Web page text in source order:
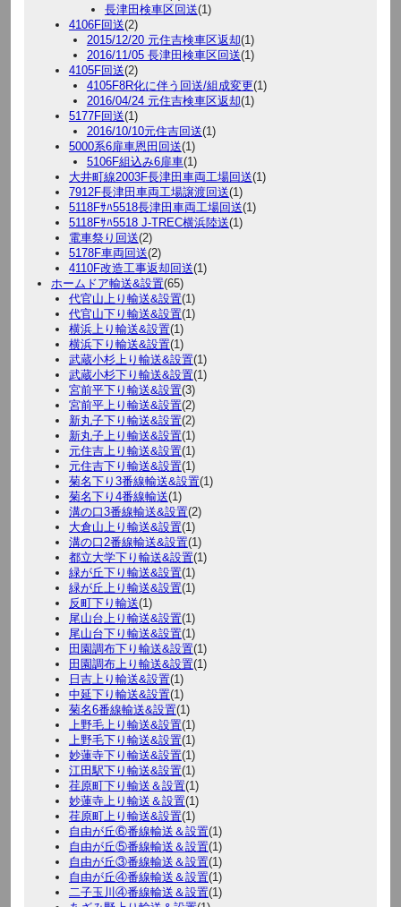
長津田検車区回送(1)
4106F回送(2)
2015/12/20 元住吉検車区返却(1)
2016/11/05 長津田検車区回送(1)
4105F回送(2)
4105F8R化に伴う回送/組成変更(1)
2016/04/24 元住吉検車区返却(1)
5177F回送(1)
2016/10/10元住吉回送(1)
5000系6扉車恩田回送(1)
5106F組込み6扉車(1)
大井町線2003F長津田車両工場回送(1)
7912F長津田車両工場譲渡回送(1)
5118Fｻﾊ5518長津田車両工場回送(1)
5118Fｻﾊ5518 J-TREC横浜陸送(1)
電車祭り回送(2)
5178F車両回送(2)
4110F改造工事返却回送(1)
ホームドア輸送&設置(65)
代官山上り輸送&設置(1)
代官山下り輸送&設置(1)
横浜上り輸送&設置(1)
横浜下り輸送&設置(1)
武蔵小杉上り輸送&設置(1)
武蔵小杉下り輸送&設置(1)
宮前平下り輸送&設置(3)
宮前平上り輸送&設置(2)
新丸子下り輸送&設置(2)
新丸子上り輸送&設置(1)
元住吉上り輸送&設置(1)
元住吉下り輸送&設置(1)
菊名下り3番線輸送&設置(1)
菊名下り4番線輸送(1)
溝の口3番線輸送&設置(2)
大倉山上り輸送&設置(1)
溝の口2番線輸送&設置(1)
都立大学下り輸送&設置(1)
緑が丘下り輸送&設置(1)
緑が丘上り輸送&設置(1)
反町下り輸送(1)
尾山台上り輸送&設置(1)
尾山台下り輸送&設置(1)
田園調布下り輸送&設置(1)
田園調布上り輸送&設置(1)
日吉上り輸送&設置(1)
中延下り輸送&設置(1)
菊名6番線輸送&設置(1)
上野毛上り輸送&設置(1)
上野毛下り輸送&設置(1)
妙蓮寺下り輸送&設置(1)
江田駅下り輸送&設置(1)
荏原町下り輸送＆設置(1)
妙蓮寺上り輸送＆設置(1)
荏原町上り輸送&設置(1)
自由が丘⑥番線輸送＆設置(1)
自由が丘⑤番線輸送＆設置(1)
自由が丘③番線輸送＆設置(1)
自由が丘④番線輸送＆設置(1)
二子玉川④番線輸送＆設置(1)